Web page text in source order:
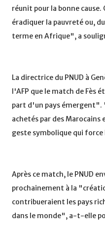
réunit pour la bonne
éradiquer la pauvreté ou,
terme en Afrique", a
La directrice du PNUD à
l'AFP que le match de Fès
part d'un pays émergent".
achetés par des Marocains
geste symbolique qui
Après ce match, le PNUD
prochainement à la
contribueraient les pays
dans le monde", a-t-elle